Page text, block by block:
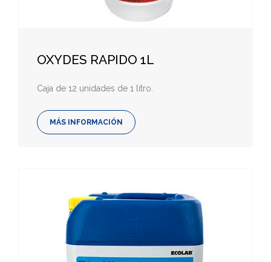
OXYDES RAPIDO 1L
Caja de 12 unidades de 1 litro.
MÁS INFORMACIÓN